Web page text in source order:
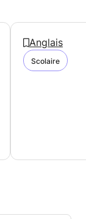
Anglais
Scolaire